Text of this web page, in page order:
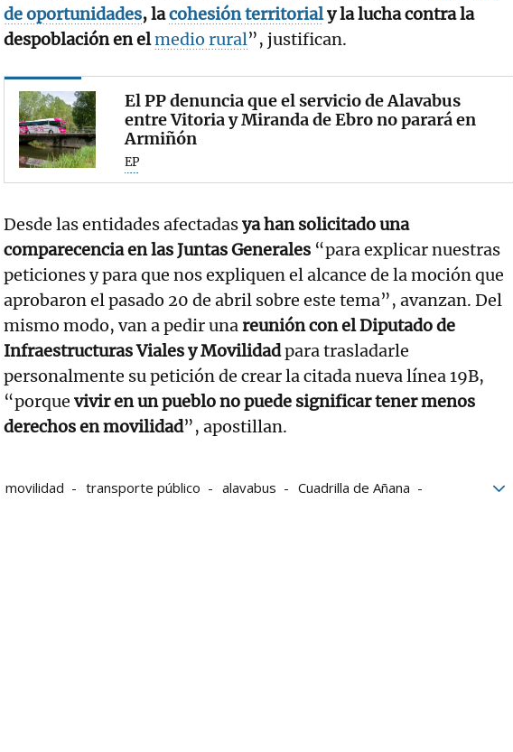
de oportunidades, lacohesión territorialy la lucha contra la
despoblación en elmedio rural”, justifican.
El PP denuncia que el servicio de Alavabus
entre Vitoria y Miranda de Ebro no parará en
Armiñón
EP
Desde las entidades afectadasya han solicitado una
comparecencia en las Juntas Generales “para explicar nuestras
peticiones y para que nos expliquen el alcance de la moción que
aprobaron el pasado 20 de abril sobre este tema”, avanzan. Del
mismo modo, van a pedir unareunión con el Diputado de
Infraestructuras Viales y Movilidadpara trasladarle
personalmente su petición de crear la citada nueva línea 19B,
“porque vivir en un pueblo no puede significar tener menos
derechos en movilidad”, apostillan.
movilidad transporte público alavabus
Cuadrilla de Añana